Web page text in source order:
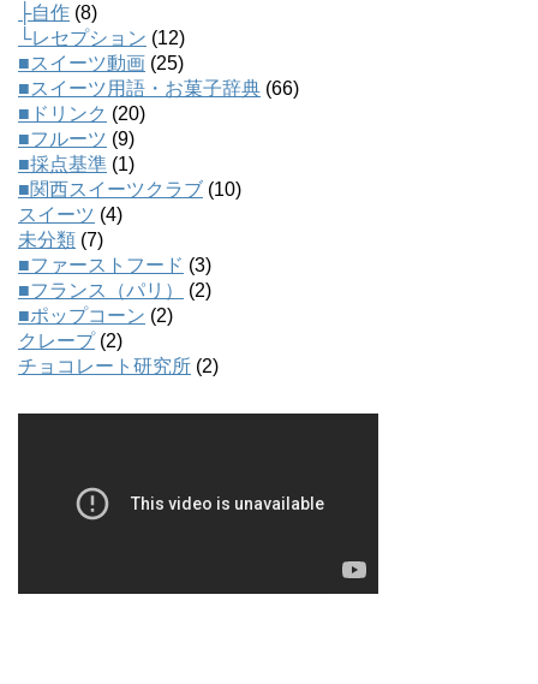
├自作 (8)
└レセプション (12)
■スイーツ動画 (25)
■スイーツ用語・お菓子辞典 (66)
■ドリンク (20)
■フルーツ (9)
■採点基準 (1)
■関西スイーツクラブ (10)
スイーツ (4)
未分類 (7)
■ファーストフード (3)
■フランス（パリ）
(2)
■ポップコーン (2)
クレープ(2)
チョコレート研究所 (2)